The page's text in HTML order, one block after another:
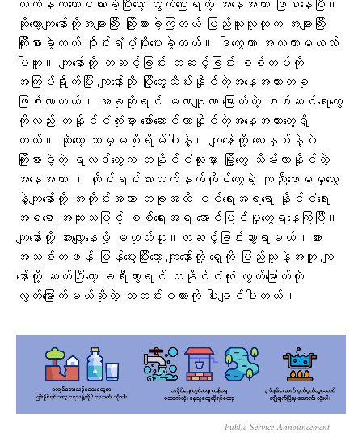
လက်နက်တောင်ထားခဲ့ပြီးတော့ ထွက်ပြေးရတဲ့ အနေအထား ဖြစ်နေပြီ။
ဆိုတော့ကျနော်တို့အများကြီး ကြိုးစားခဲ့ကြတယ် ပြည်သူလူထုက အများကြီး
ကြိုးစားခဲ့တယ် ဝိုင်းရံပံ့ပိုးပေးခဲ့တယ်။ ဒါတွေဟာ အလကားမဟုတ်
ပါဘူး။ ကျနော်တို့ တဆင့်ခြင်း တဆင့်ခြင်း စစ်တပ်ကို
အကြပ်ရိုက်ပြီး ကျနော်တို့ မြို့တွေသိမ်းနိုင်တဲ့အနေအထားတခု
ဖြစ်လာတယ်။ အခုဆိုရင် မဟာဗျူဟာ မြောက်တဲ့ စစ်ဆင်ရေးတွေ
ကိုလည်း တနိုင်ငံလုံးမှာ ဖော်ဆောင်လာနိုင်တဲ့အနေအထားတွေရှိ
တယ်။ ဆိုတော့ ဘာမှမစိုးရိမ်ပါနဲ့။ ကျနော်တို့ လေးနှစ်နဲ့ပဲ
ကြိုးစားခဲ့တဲ့ ရလဒ်တွေက တနိုင်ငံလုံးမှာ မြို့တွေ သိမ်းလာနိုင်တဲ့
အနေအထား ၊ တိုင်းရင်းသားလက်နက်ကိုင်တွေရဲ့ ကူညီဖေးမမှုတွေ
နဲ့ကျနော်တို့ အတိုင်းအတာ တခုအထိ စစ်ရေးအရရော နိုင်ငံရေး
အရရော အထူးသဖြင့် စစ်ရေးအရ အောင်မြင်မှုတွေရနေကြပြီ။
ကျနော်တို့ အားလျော့နေဖို့ မဟုတ်ဘူး။တဆင့်ခြင်းသွားရမယ်။အား
အသစ်တဖန် ပြန်မွေးပြီးတော့ ကျနော်တို့ ရှေ့ကို ပြည်သူနဲ့အတူ ကျ
နော်တို့ ဆက်ပြီးတော့ ခရီးသွားရင် တနိုင်ငံလုံး လွတ်မြောက်ကို
လွတ်မြောက်မယ်ဆိုတဲ့ သတင်းစကားကို ပါးချင်ပါတယ်။
Public Service Announcement